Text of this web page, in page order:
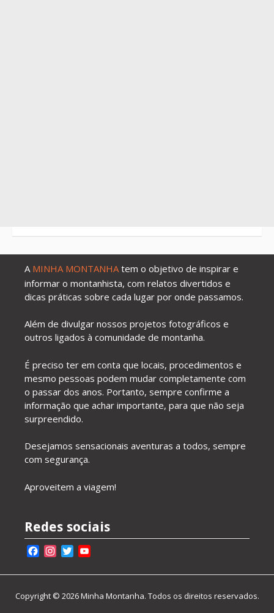
A MINHA MONTANHA tem o objetivo de inspirar e
informar o montanhista, com relatos divertidos e
dicas práticas sobre cada lugar por onde passamos.
Além de divulgar nossos projetos fotográficos e
outros ligados à comunidade de montanha.
É preciso ter em conta que locais, procedimentos e
mesmo pessoas podem mudar completamente com
o passar dos anos. Portanto, sempre confirme a
informação que achar importante, para que não seja
surpreendido.
Desejamos sensacionais aventuras a todos, sempre
com segurança.
Aproveitem a viagem!
Redes sociais
Facebook
Instagram
Twitter
Channel
Copyright © 2026 Minha Montanha. Todos os direitos reservados.